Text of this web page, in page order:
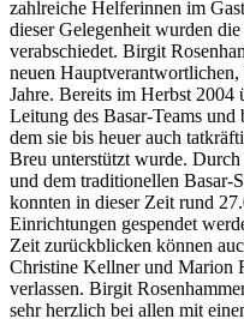
zahlreiche Helferinnen im
dieser Gelegenheit wurden
verabschiedet. Birgit
neuen
Jahre. Bereits im Herbst
Leitung des Basar-Teams
dem sie bis heuer auch
Breu unterstützt wurde.
und dem traditionellen Basar-
konnten in dieser Zeit rund
Einrichtungen gespendet
Zeit zurückblicken können
Christine Kellner und Marion
verlassen. Birgit
sehr herzlich bei allen mit